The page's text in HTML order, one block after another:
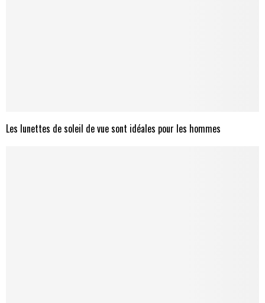
Les lunettes de soleil de vue sont idéales pour les hommes